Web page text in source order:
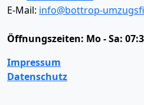
E-Mail: info@bottrop-
Öffnungszeiten: Mo - Sa:
Impressum
Datenschutz